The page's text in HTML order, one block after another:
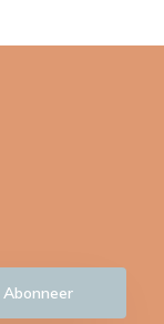
Abonneer